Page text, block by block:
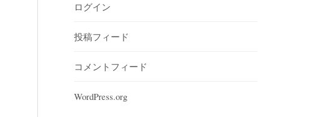
ログイン
投稿フィード
コメントフィード
WordPress.org